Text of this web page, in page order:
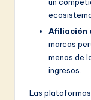
Afiliación
marcas
menos de
ingresos.
Las